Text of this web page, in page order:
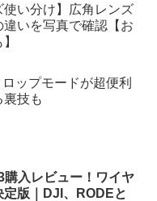
使い分け】広角レンズ
違いを写真で確認【お
ップモードが超便利
裏技も
購入レビュー！ワイヤ
定版｜DJI、RODEと